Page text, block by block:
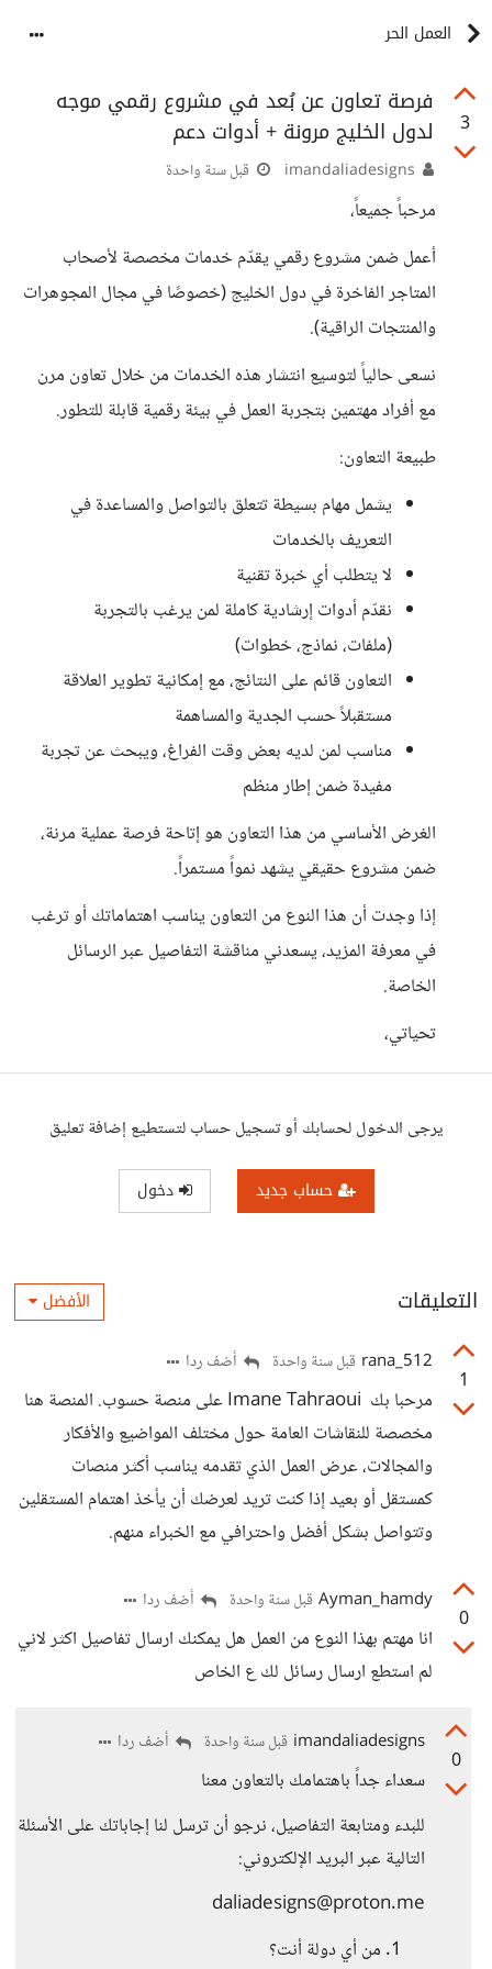
العمل الحر
3
فرصة تعاون عن بُعد في مشروع رقمي موجه
لدول الخليج مرونة + أدوات دعم
قبل سنة واحدة
مرحباً جميعاً،
أعمل ضمن مشروع رقمي يقدّم خدمات مخصصة لأصحاب
المتاجر الفاخرة في دول الخليج (خصوصًا في مجال المجوهرات
والمنتجات الراقية).
نسعى حالياً لتوسيع انتشار هذه الخدمات من خلال تعاون مرن
مع أفراد مهتمين بتجربة العمل في بيئة رقمية قابلة للتطور.
طبيعة التعاون:
يشمل مهام بسيطة تتعلق بالتواصل والمساعدة في
التعريف بالخدمات
لا يتطلب أي خبرة تقنية
نقدّم أدوات إرشادية كاملة لمن يرغب بالتجربة
(ملفات، نماذج، خطوات)
التعاون قائم على النتائج، مع إمكانية تطوير العلاقة
مستقبلاً حسب الجدية والمساهمة
مناسب لمن لديه بعض وقت الفراغ، ويبحث عن تجربة
مفيدة ضمن إطار منظم
الغرض الأساسي من هذا التعاون هو إتاحة فرصة عملية مرنة،
ضمن مشروع حقيقي يشهد نمواً مستمراً.
إذا وجدت أن هذا النوع من التعاون يناسب اهتماماتك أو ترغب
في معرفة المزيد، يسعدني مناقشة التفاصيل عبر الرسائل
الخاصة.
تحياتي،
يرجى الدخول لحسابك أو تسجيل حساب لتستطيع إضافة تعليق
حساب جديد دخول
التعليقات الأفضل
1
rana_512 قبل سنة واحدة أضف ردا
مرحبا بك Imane Tahraoui على منصة حسوب. المنصة هنا
مخصصة للنقاشات العامة حول مختلف المواضيع والأفكار
والمجالات، عرض العمل الذي تقدمه يناسب أكثر منصات
كمستقل أو بعيد إذا كنت تريد لعرضك أن يأخذ اهتمام المستقلين
وتتواصل بشكل أفضل واحترافي مع الخبراء منهم.
0
Ayman_hamdy قبل سنة واحدة أضف ردا
انا مهتم بهذا النوع من العمل هل يمكنك ارسال تفاصيل اكثر لاني
لم استطع ارسال رسائل لك ع الخاص
0
imandaliadesigns قبل سنة واحدة أضف ردا
سعداء جداً باهتمامك بالتعاون معنا
للبدء ومتابعة التفاصيل، نرجو أن ترسل لنا إجاباتك على الأسئلة
التالية عبر البريد الإلكتروني:
daliadesigns@proton.me
من أي دولة أنت؟